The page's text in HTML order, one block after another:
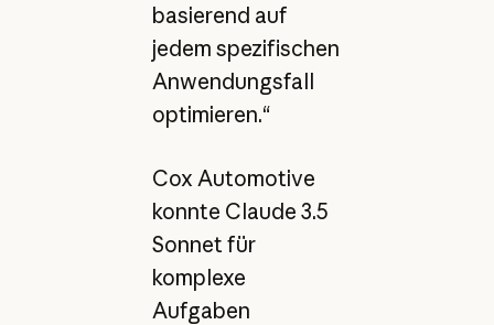
basierend auf
jedem spezifischen
Anwendungsfall
optimieren.“
Cox Automotive
konnte Claude 3.5
Sonnet für
komplexe
Aufgaben